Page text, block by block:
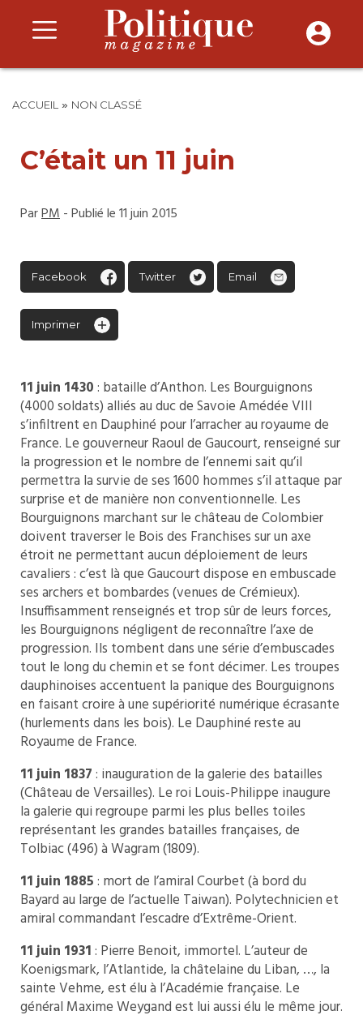
ACCUEIL » NON CLASSÉ
C’était un 11 juin
ParPM- Publié le 11 juin 2015
Facebook Twitter Email
Imprimer
11 juin 1430: bataille d’Anthon. Les Bourguignons
(4000 soldats) alliés au duc de Savoie Amédée VIII
s’infiltrent en Dauphiné pour l’arracher au royaume de
France. Le gouverneur Raoul de Gaucourt, renseigné sur
la progression et le nombre de l’ennemi sait qu’il
permettra la survie de ses 1600 hommes s’il attaque par
surprise et de manière non conventionnelle. Les
Bourguignons marchant sur le château de Colombier
doivent traverser le Bois des Franchises sur un axe
étroit ne permettant aucun déploiement de leurs
cavaliers : c’est là que Gaucourt dispose en embuscade
ses archers et bombardes (venues de Crémieux).
Insuffisamment renseignés et trop sûr de leurs forces,
les Bourguignons négligent de reconnaître l’axe de
progression. Ils tombent dans une série d’embuscades
tout le long du chemin et se font décimer. Les troupes
dauphinoises accentuent la panique des Bourguignons
en faisant croire à une supériorité numérique écrasante
(hurlements dans les bois). Le Dauphiné reste au
Royaume de France.
11 juin 1837: inauguration de la galerie des batailles
(Château de Versailles). Le roi Louis-Philippe inaugure
la galerie qui regroupe parmi les plus belles toiles
représentant les grandes batailles françaises, de
Tolbiac (496) à Wagram (1809).
11 juin 1885: mort de l’amiral Courbet (à bord du
Bayard au large de l’actuelle Taiwan). Polytechnicien et
amiral commandant l’escadre d’Extrême-Orient.
11 juin 1931: Pierre Benoit, immortel. L’auteur de
Koenigsmark, l’Atlantide, la châtelaine du Liban, …, la
sainte Vehme, est élu à l’Académie française. Le
général Maxime Weygand est lui aussi élu le même jour.